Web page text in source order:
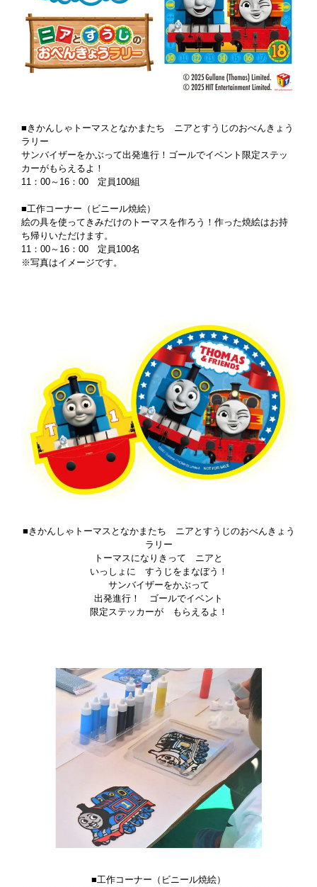
■きかんしゃトーマスとなかまたち ニアとすうじのおべんきょう
ラリー
サンバイザーをかぶって出発進行！ゴールでイベント限定ステッ
カーがもらえるよ！
11：00～16：00 定員100組
■工作コーナー（ビニール焼絵）
絵の具を使ってきみだけのトーマスを作ろう！作った焼絵はお持
ち帰りいただけます。
11：00～16：00 定員100名
※写真はイメージです。
■きかんしゃトーマスとなかまたち ニアとすうじのおべんきょう
ラリー
トーマスになりきって ニアと
いっしょに すうじをまなぼう！
サンバイザーをかぶって
出発進行！ ゴールでイベント
限定ステッカーが もらえるよ！
■工作コーナー（ビニール焼絵）